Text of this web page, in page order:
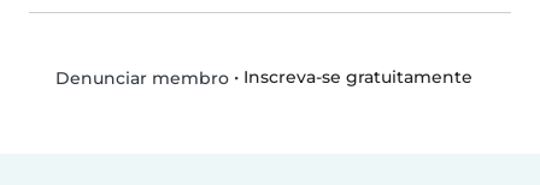
Denunciar membro• Inscreva-se gratuitamente